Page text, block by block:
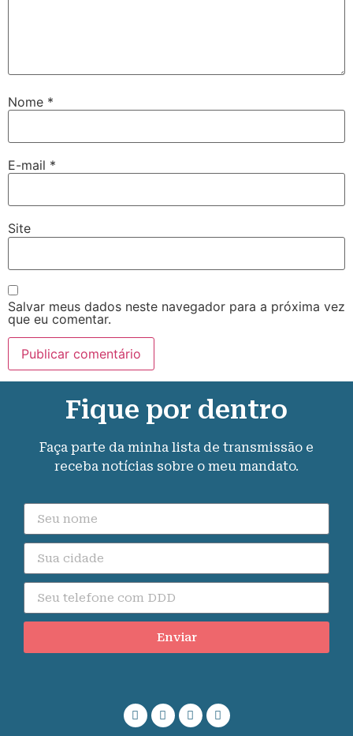
Nome *
E-mail *
Site
Salvar meus dados neste navegador para a próxima vez
que eu comentar.
Fique por dentro
Faça parte da minha lista de transmissão e
receba notícias sobre o meu mandato.
Enviar